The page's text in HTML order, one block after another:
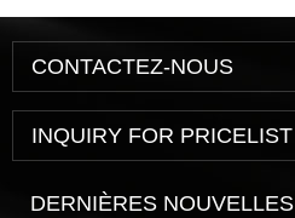
CONTACTEZ-NOUS
INQUIRY FOR PRICELIST
DERNIÈRES NOUVELLES